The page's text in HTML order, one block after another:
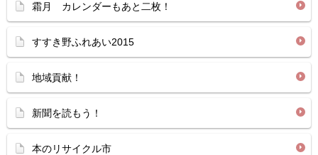
霜月 カレンダーもあと二枚！
すすき野ふれあい2015
地域貢献！
新聞を読もう！
本のリサイクル市